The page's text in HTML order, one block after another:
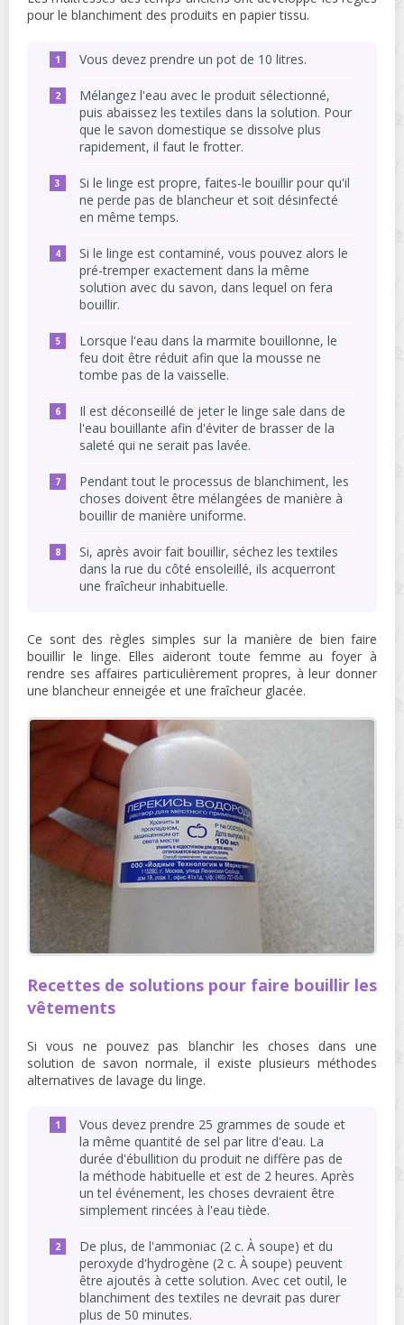
pour le blanchiment des produits en papier tissu.
Vous devez prendre un pot de 10 litres.
Mélangez l'eau avec le produit sélectionné,
puis abaissez les textiles dans la solution. Pour
que le savon domestique se dissolve plus
rapidement, il faut le frotter.
Si le linge est propre, faites-le bouillir pour qu'il
ne perde pas de blancheur et soit désinfecté
en même temps.
Si le linge est contaminé, vous pouvez alors le
pré-tremper exactement dans la même
solution avec du savon, dans lequel on fera
bouillir.
Lorsque l'eau dans la marmite bouillonne, le
feu doit être réduit afin que la mousse ne
tombe pas de la vaisselle.
Il est déconseillé de jeter le linge sale dans de
l'eau bouillante afin d'éviter de brasser de la
saleté qui ne serait pas lavée.
Pendant tout le processus de blanchiment, les
choses doivent être mélangées de manière à
bouillir de manière uniforme.
Si, après avoir fait bouillir, séchez les textiles
dans la rue du côté ensoleillé, ils acquerront
une fraîcheur inhabituelle.
Ce sont des règles simples sur la manière de bien faire
bouillir le linge. Elles aideront toute femme au foyer à
rendre ses affaires particulièrement propres, à leur donner
une blancheur enneigée et une fraîcheur glacée.
Recettes de solutions pour faire bouillir les
vêtements
Si vous ne pouvez pas blanchir les choses dans une
solution de savon normale, il existe plusieurs méthodes
alternatives de lavage du linge.
Vous devez prendre 25 grammes de soude et
la même quantité de sel par litre d'eau. La
durée d'ébullition du produit ne diffère pas de
la méthode habituelle et est de 2 heures. Après
un tel événement, les choses devraient être
simplement rincées à l'eau tiède.
De plus, de l'ammoniac (2 c. À soupe) et du
peroxyde d'hydrogène (2 c. À soupe) peuvent
être ajoutés à cette solution. Avec cet outil, le
blanchiment des textiles ne devrait pas durer
plus de 50 minutes.